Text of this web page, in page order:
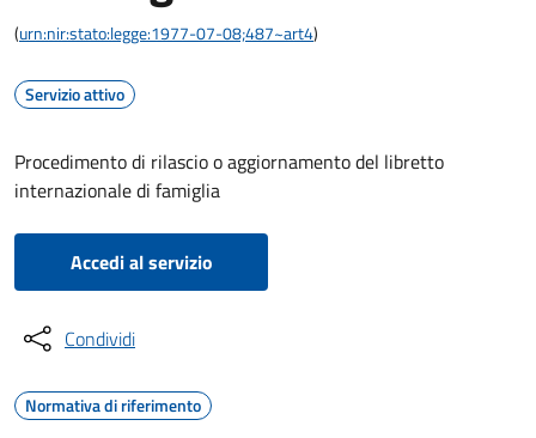
(urn:nir:stato:legge:1977-07-08;487~art4)
Servizio attivo
Procedimento di rilascio o aggiornamento del libretto
internazionale di famiglia
Accedi al servizio
Condividi
Normativa di riferimento